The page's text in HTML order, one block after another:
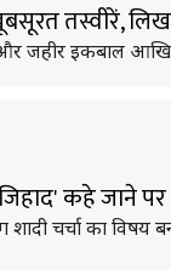
तस्वीरें,
जहीर इकबाल
कहे जाने पर
चर्चा का